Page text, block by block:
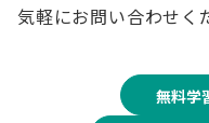
気軽にお問い合わせく
無料学